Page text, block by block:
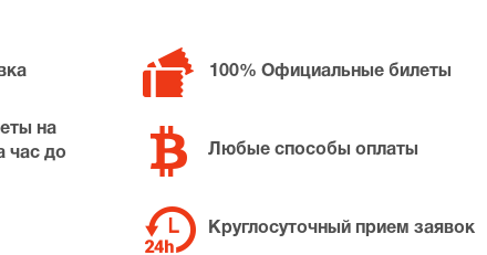
100% Официальные билеты
на
час до
Любые способы оплаты
Круглосуточный прием заявок